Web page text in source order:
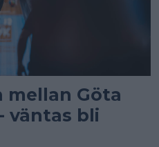
mellan Göta
väntas bli